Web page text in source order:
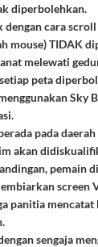
diperbolehkan.
dengan cara
mouse) TIDAK
melewati
peta
Sky
pada
akan
pemain
screen
panitia mencatat
sengaja